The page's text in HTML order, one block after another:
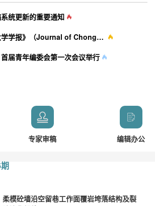
统更新的重要通知
关于假冒《重庆大学学报》（Journal of Chongqing University）网站及征稿行为的严正声明
首届青年编委会第一次会议举行
专家审稿 编辑办公
柔模砼墙沿空留巷工作面覆岩垮落结构及裂